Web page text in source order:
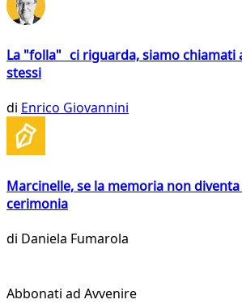
La "folla" ci riguarda, siamo chiamati
stessi
di Enrico Giovannini
Marcinelle, se la memoria non
cerimonia
di Daniela Fumarola
Abbonati ad Avvenire